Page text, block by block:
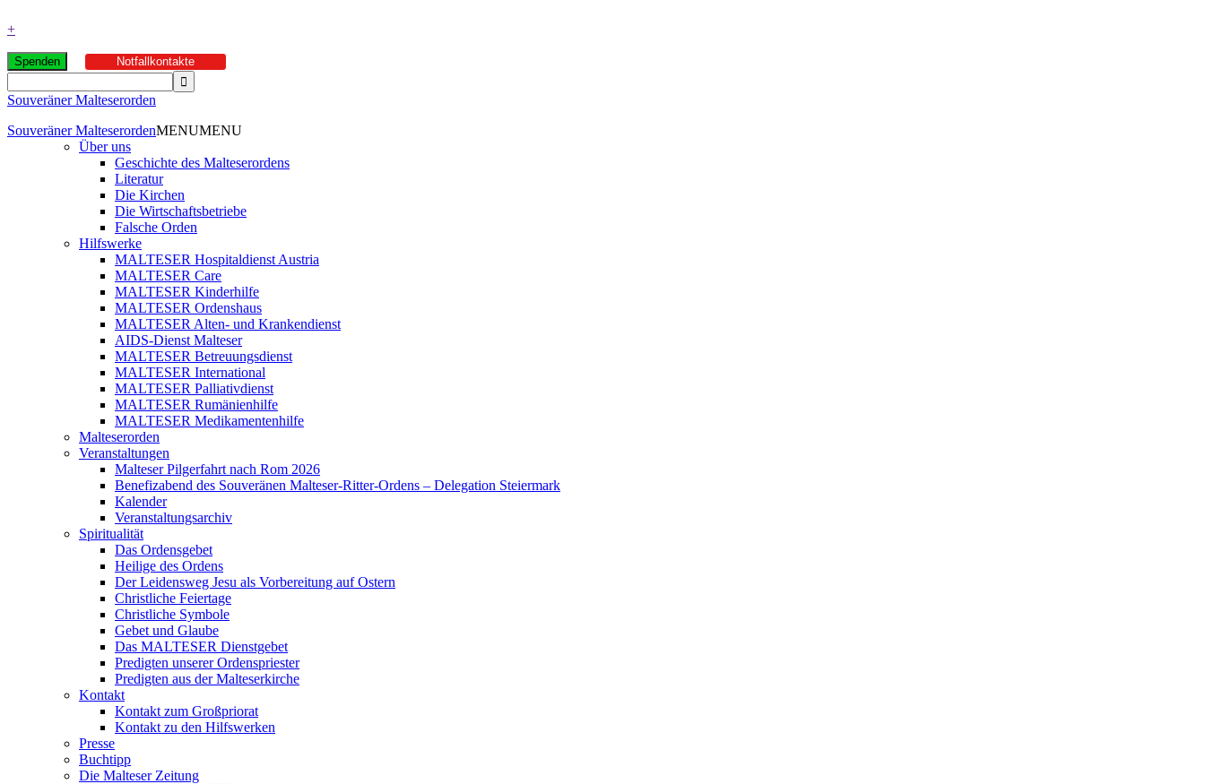
+
Spenden Notfallkontakte
Souveräner Malteserorden
Souveräner MalteserordenMENUMENU
Über uns
Geschichte des Malteserordens
Literatur
Die Kirchen
Die Wirtschaftsbetriebe
Falsche Orden
Hilfswerke
MALTESER Hospitaldienst Austria
MALTESER Care
MALTESER Kinderhilfe
MALTESER Ordenshaus
MALTESER Alten- und Krankendienst
AIDS-Dienst Malteser
MALTESER Betreuungsdienst
MALTESER International
MALTESER Palliativdienst
MALTESER Rumänienhilfe
MALTESER Medikamentenhilfe
Malteserorden
Veranstaltungen
Malteser Pilgerfahrt nach Rom 2026
Benefizabend des Souveränen Malteser-Ritter-Ordens – Delegation Steiermark
Kalender
Veranstaltungsarchiv
Spiritualität
Das Ordensgebet
Heilige des Ordens
Der Leidensweg Jesu als Vorbereitung auf Ostern
Christliche Feiertage
Christliche Symbole
Gebet und Glaube
Das MALTESER Dienstgebet
Predigten unserer Ordenspriester
Predigten aus der Malteserkirche
Kontakt
Kontakt zum Großpriorat
Kontakt zu den Hilfswerken
Presse
Buchtipp
Die Malteser Zeitung